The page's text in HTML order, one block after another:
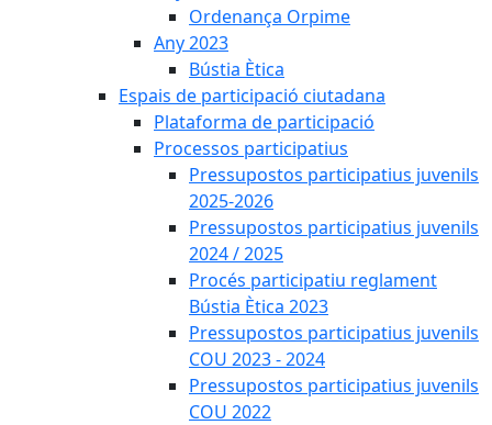
Ordenança Orpime
Any 2023
Bústia Ètica
Espais de participació ciutadana
Plataforma de participació
Processos participatius
Pressupostos participatius juvenils
2025-2026
Pressupostos participatius juvenils
2024 / 2025
Procés participatiu reglament
Bústia Ètica 2023
Pressupostos participatius juvenils
COU 2023 - 2024
Pressupostos participatius juvenils
COU 2022